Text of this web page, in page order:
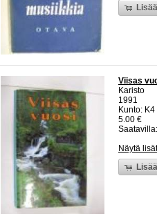
Viisas
Karisto
1991
Kunto:
5.00 €
Näytä